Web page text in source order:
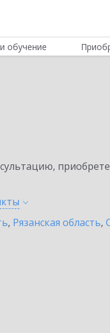
обучение
, Рязанская область,